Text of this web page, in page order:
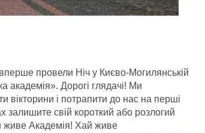
провели Ніч у Києво-Могилянській
академія». Дорогі глядачі! Ми
вікторини і потрапити до нас на перші
залишите свій короткий або розлогий
живе Академія! Хай живе